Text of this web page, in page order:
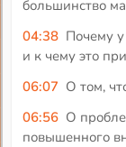
большинство
04:38 Почему
и к чему это
06:07 О том,
06:56 О
повышенного